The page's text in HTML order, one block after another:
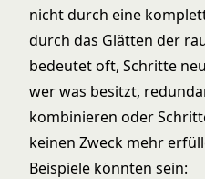
nicht durch eine
durch das Glätten der
bedeutet oft, Schritte
wer was besitzt,
kombinieren oder
keinen Zweck mehr
Beispiele könnten sein: